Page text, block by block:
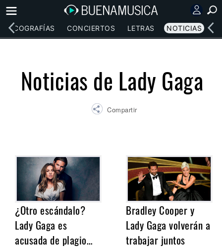
DISCOGRAFÍAS CONCIERTOS LETRAS NOTICIAS
Noticias de Lady Gaga
Compartir
¿Otro escándalo?
Lady Gaga es
acusada de plagio…
Bradley Cooper y
Lady Gaga volverán a
trabajar juntos